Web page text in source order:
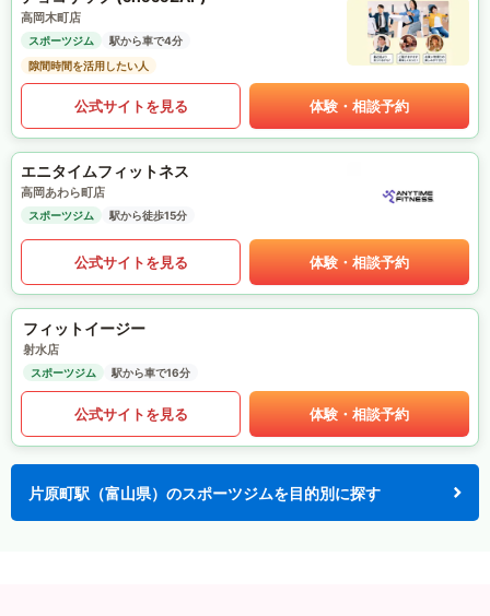
高岡木町店
スポーツジム
駅から車で4分
隙間時間を活用したい人
公式サイトを見る 体験・相談予約
エニタイムフィットネス
高岡あわら町店
スポーツジム 駅から徒歩15分
公式サイトを見る 体験・相談予約
フィットイージー
射水店
スポーツジム 駅から車で16分
公式サイトを見る 体験・相談予約
片原町駅（富山県）のスポーツジムを目的別に探す